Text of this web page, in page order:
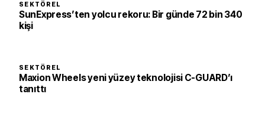
SEKTÖREL
SunExpress’ten yolcu rekoru: Bir günde 72 bin 340
kişi
SEKTÖREL
Maxion Wheels yeni yüzey teknolojisi C-GUARD’ı
tanıttı